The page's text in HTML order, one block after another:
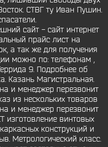
СТВГ ту Иван Пушин.
сайт - сайт интернет
прайс лист на
а так же для получения
можно по: телефонам ,
9. Подробнее об
Казань Магистральная.
и менеджер перезвонит
из нескольких товаров
и менеджер перезвонит
изготовление винтовых
конструкций и
Метрологический класс.